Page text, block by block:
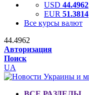
USD 44.4962
EUR 51.3814
Все курсы валют
44.4962
Авторизация
Поиск
UA